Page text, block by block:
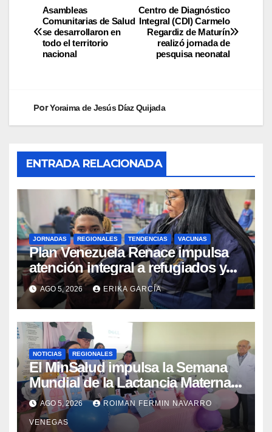
Centro de Diagnóstico
Integral (CDI) Carmelo
Regardiz de Maturín
realizó jornada de
pesquisa neonatal
Asambleas
Comunitarias de Salud
se desarrollaron en
todo el territorio
nacional
PorYoraima de Jesús Díaz Quijada
ENTRADA RELACIONADA
JORNADAS REGIONALES TENDENCIAS VACUNAS
​Plan Venezuela Renace impulsa
atención integral a refugiados y
evaluación de vacunación en
Aragua
AGO 5, 2026 ERIKA GARCÍA
NOTICIAS REGIONALES
El MinSalud impulsa la Semana
Mundial de la Lactancia Materna
con un despliegue comunitario
en Cojedes Mérida y Yaracuy
AGO 5, 2026 ROIMAN FERMIN NAVARRO
VENEGAS